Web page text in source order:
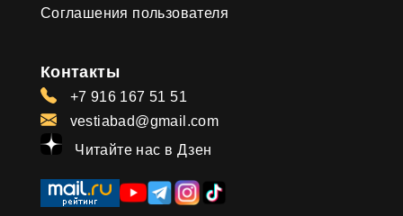
Соглашения пользователя
Контакты
+7 916 167 51 51
vestiabad@gmail.com
Читайте нас в Дзен